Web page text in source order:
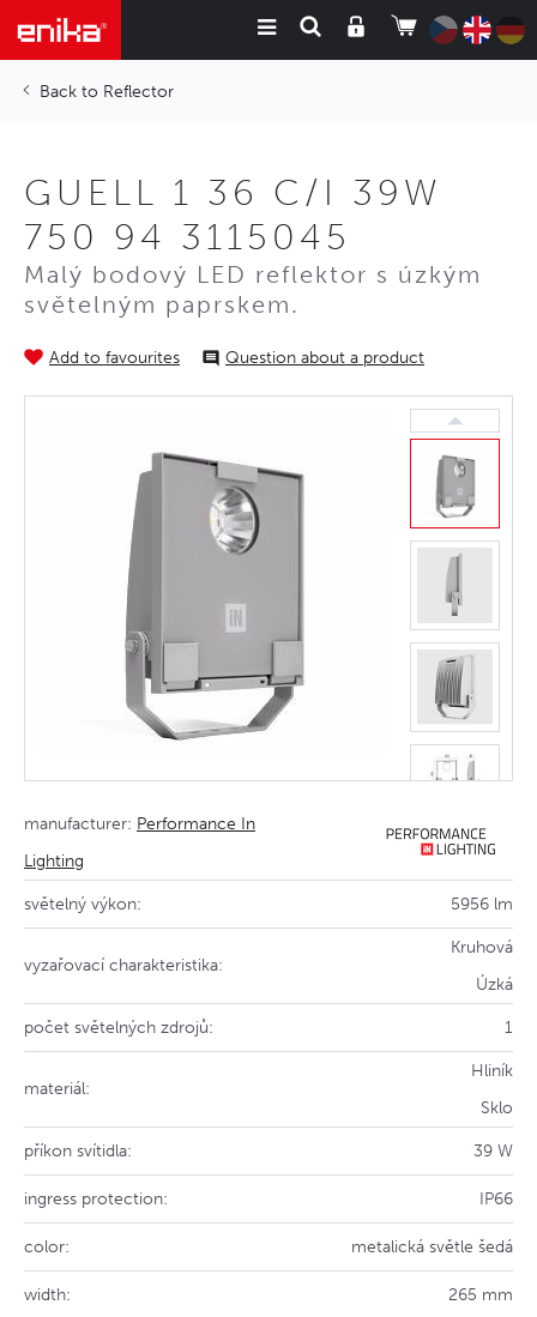
Reflector
GUELL 1 36 C/I 39W
750 94 3115045
Malý bodový LED reflektor s úzkým
světelným paprskem.
Add to favourites Question about a product
manufacturer: Performance In
Lighting
světelný výkon: 5956 lm
vyzařovací charakteristika:
Kruhová
Úzká
počet světelných zdrojů: 1
materiál:
Hliník
Sklo
příkon svítidla: 39 W
ingress protection: IP66
color: metalická světle šedá
width: 265 mm